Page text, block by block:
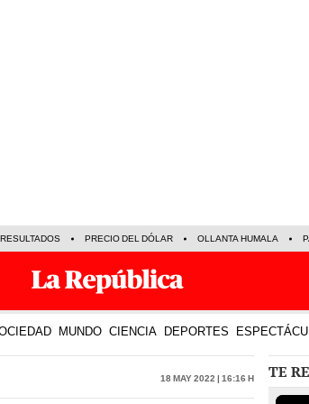
PRECIO DEL DÓLAR OLLANTA HUMALA
MUNDO CIENCIA DEPORTES
18 May 2022 | 16:16 h TE